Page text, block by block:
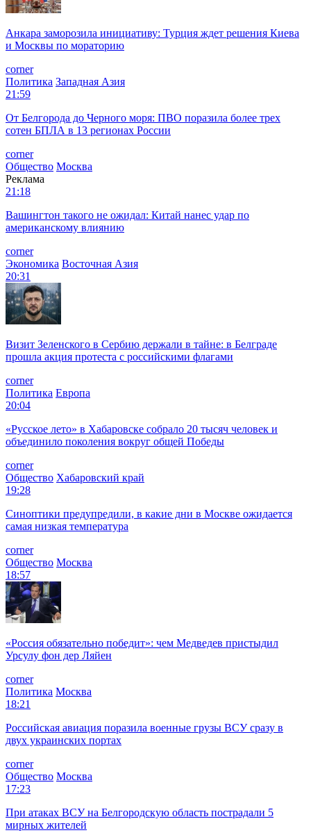
Анкара заморозила инициативу: Турция ждет решения Киева
и Москвы по мораторию
corner
Политика Западная Азия
21:59
От Белгорода до Черного моря: ПВО поразила более трех
сотен БПЛА в 13 регионах России
corner
Общество Москва
Реклама
21:18
Вашингтон такого не ожидал: Китай нанес удар по
американскому влиянию
corner
Экономика Восточная Азия
20:31
Визит Зеленского в Сербию держали в тайне: в Белграде
прошла акция протеста с российскими флагами
corner
Политика Европа
20:04
«Русское лето» в Хабаровске собрало 20 тысяч человек и
объединило поколения вокруг общей Победы
corner
Общество Хабаровский край
19:28
Синоптики предупредили, в какие дни в Москве ожидается
самая низкая температура
corner
Общество Москва
18:57
«Россия обязательно победит»: чем Медведев пристыдил
Урсулу фон дер Ляйен
corner
Политика Москва
18:21
Российская авиация поразила военные грузы ВСУ сразу в
двух украинских портах
corner
Общество Москва
17:23
При атаках ВСУ на Белгородскую область пострадали 5
мирных жителей